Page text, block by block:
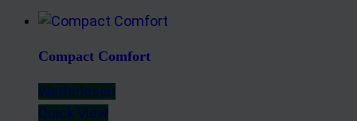
Compact Comfort
Weiterlesen
Quick View